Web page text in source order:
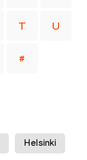
T U
#
Helsinki